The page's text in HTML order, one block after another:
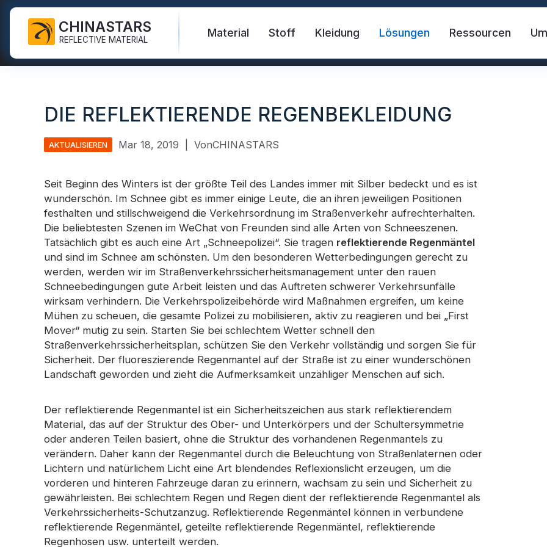
CHINASTARS
REFLECTIVE MATERIAL
Material
Industrielles Waschband
FR-Reflektorband
Logo
Reflektierendes Band
Reflektierende Paspelierung
Reflektierendes Garn
Prismatisches Klebeband
Im dunklen Material leuchten
Stoff
leuchtet
Stoff
Silberner reflektierender
Stoff
Farbreflektierender Stoff
Reflektierender Stoff mit
Farbverlauf
Perforierter reflektierender
Stoff
Kleidung
Warnschutzjacken
Sicherheitshosen
Sicherheitshemden und -
Sweatshirts
Sicherheitsoveralls
Lösungen
Neue Produkte
Video
Ressourcen
Katalog
Internationale Standards
Um
Quicklinks: Reflektierender Stoff Sicherheitsweste FR-
Reflektierendes Material Reflektierendes Wärmetransfer-
Regenbogenreflektierender Stoff
DIE REFLEKTIERENDE REGENBEKLEIDUNG
AKTUALISIEREN Mar 18, 2019 VonCHINASTARS
Seit Beginn des Winters ist der größte Teil des Landes immer mit Silber bedeckt und es ist
wunderschön. Im Schnee gibt es immer einige Leute, die an ihren jeweiligen Positionen
festhalten und stillschweigend die Verkehrsordnung im Straßenverkehr aufrechterhalten.
Die beliebtesten Szenen im WeChat von Freunden sind alle Arten von Schneeszenen.
Tatsächlich gibt es auch eine Art „Schneepolizei“. Sie tragen reflektierende Regenmäntel
und sind im Schnee am schönsten. Um den besonderen Wetterbedingungen gerecht zu
werden, werden wir im Straßenverkehrssicherheitsmanagement unter den rauen
Schneebedingungen gute Arbeit leisten und das Auftreten schwerer Verkehrsunfälle
wirksam verhindern. Die Verkehrspolizeibehörde wird Maßnahmen ergreifen, um keine
Mühen zu scheuen, die gesamte Polizei zu mobilisieren, aktiv zu reagieren und bei „First
Mover“ mutig zu sein. Starten Sie bei schlechtem Wetter schnell den
Straßenverkehrssicherheitsplan, schützen Sie den Verkehr vollständig und sorgen Sie für
Sicherheit. Der fluoreszierende Regenmantel auf der Straße ist zu einer wunderschönen
Landschaft geworden und zieht die Aufmerksamkeit unzähliger Menschen auf sich.
Der reflektierende Regenmantel ist ein Sicherheitszeichen aus stark reflektierendem
Material, das auf der Struktur des Ober- und Unterkörpers und der Schultersymmetrie
oder anderen Teilen basiert, ohne die Struktur des vorhandenen Regenmantels zu
verändern. Daher kann der Regenmantel durch die Beleuchtung von Straßenlaternen oder
Lichtern und natürlichem Licht eine Art blendendes Reflexionslicht erzeugen, um die
vorderen und hinteren Fahrzeuge daran zu erinnern, wachsam zu sein und Sicherheit zu
gewährleisten. Bei schlechtem Regen und Regen dient der reflektierende Regenmantel als
Verkehrssicherheits-Schutzanzug. Reflektierende Regenmäntel können in verbundene
reflektierende Regenmäntel, geteilte reflektierende Regenmäntel, reflektierende
Regenhosen usw. unterteilt werden.